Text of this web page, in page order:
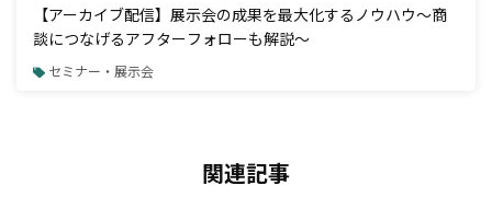
【アーカイブ配信】展示会の成果を最大化するノウハウ～商
談につなげるアフターフォローも解説～
セミナー・展示会
関連記事